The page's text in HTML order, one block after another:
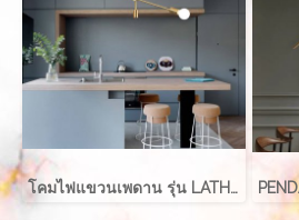
โคมไฟแขวนเพดาน รุ่น LATHER EVE-00411 สำหรับใส่หลอด E27 จำนวน 2 ดวง